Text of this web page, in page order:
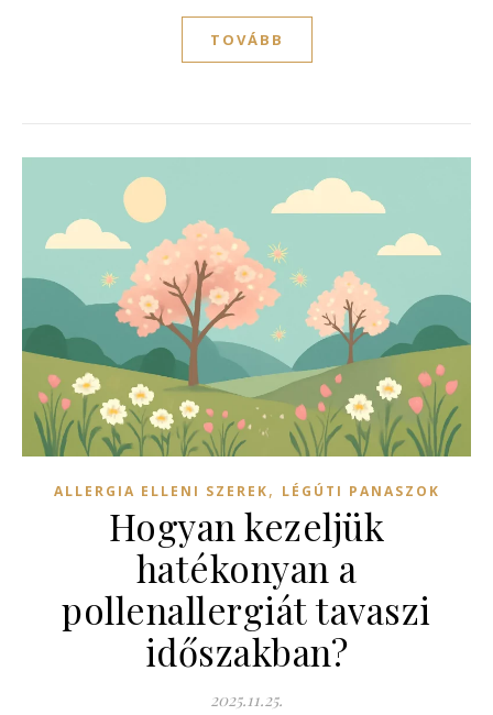
TOVÁBB
ALLERGIA ELLENI SZEREK, LÉGÚTI PANASZOK
Hogyan kezeljük
hatékonyan a
pollenallergiát tavaszi
időszakban?
2025.11.25.